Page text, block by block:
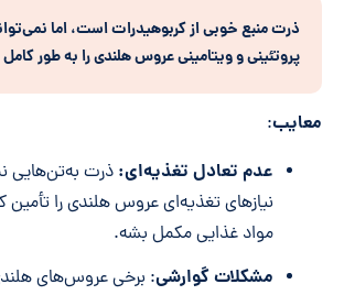
ذرت منبع خوبی از کربوهیدرات است، اما
پروتئینی و ویتامینی عروس هلندی را به طور
معایب:
عدم تعادل تغذیهای: ذرت به‌تن‌هایی
نیاز‌های تغذیه‌ای عروس هلندی را تأمین
مواد غذایی مکمل بشه.
مشکلات گوارشی: برخی عروس‌های